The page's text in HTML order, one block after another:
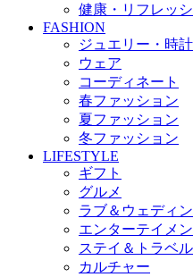
健康・リフレッ
FASHION
ジュエリー・時計
ウェア
コーディネート
春ファッション
夏ファッション
冬ファッション
LIFESTYLE
ギフト
グルメ
ラブ＆ウェディ
エンターテイメン
ステイ＆トラベル
カルチャー